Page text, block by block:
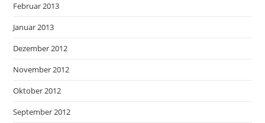
Februar 2013
Januar 2013
Dezember 2012
November 2012
Oktober 2012
September 2012